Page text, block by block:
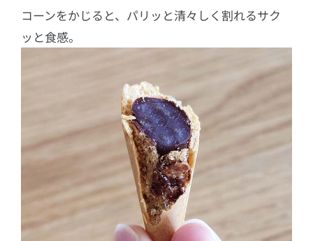
コーンをかじると、パリッと清々しく割れるサク
ッと食感。